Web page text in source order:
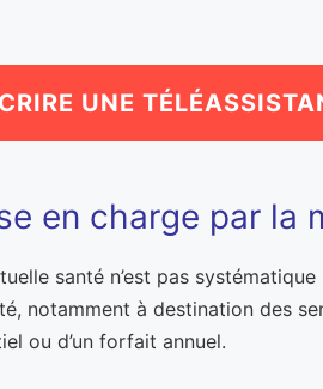
UNE
en charge par la
santé n’est pas
notamment à destination des
ou d’un forfait annuel.